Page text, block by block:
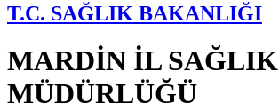
T.C. SAĞLIK BAKANLIĞI
MARDİN İL SAĞLIK
MÜDÜRLÜĞÜ